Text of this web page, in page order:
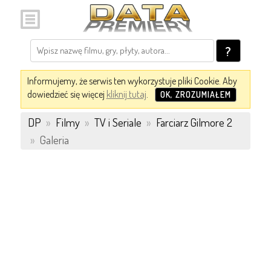
?
Informujemy, że serwis ten wykorzystuje pliki Cookie. Aby
dowiedzieć się więcej kliknij tutaj. OK, ZROZUMIAŁEM
DP » Filmy » TV i Seriale » Farciarz Gilmore 2
» Galeria